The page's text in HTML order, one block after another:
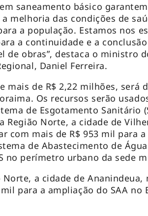
saneamento básico
melhoria das condições de
a população. Estamos nos
a continuidade e a
de obras”, destaca o ministro
Daniel Ferreira.
mais de R$ 2,22 milhões, será
Os recursos serão
de Esgotamento Sanitário
Região Norte, a cidade de
com mais de R$ 953 mil para
de Abastecimento de Água
no perímetro urbano da sede
Norte, a cidade de Ananindeua,
para a ampliação do SAA no